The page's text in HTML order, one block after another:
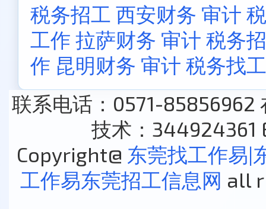
税务招工 西安财务 审计
工作 拉萨财务 审计 税务
作 昆明财务 审计 税务找
联系电话：0571-85856962
技术：344924361
Copyright@ 东莞找工作易|
工作易东莞招工信息网 all